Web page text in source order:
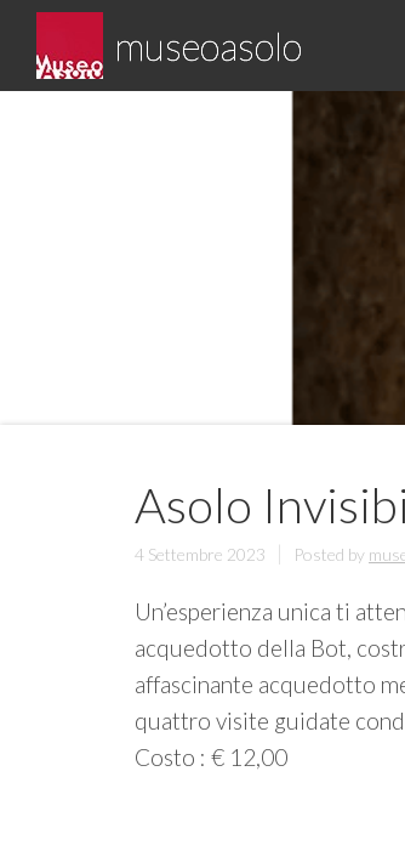
Skip
content
museoasolo
Asolo museo diffuso
Asolo
4 Settembre 2023 Posted by
Un’esperienza unica ti
acquedotto della Bot,
affascinante acquedotto
quattro visite guidate
Costo : € 12,00